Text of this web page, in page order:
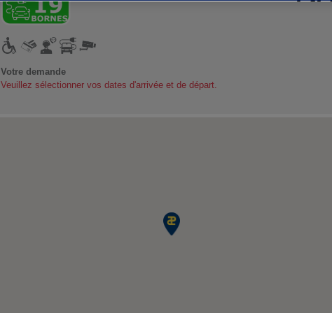
Votre demande
Veuillez sélectionner vos dates d'arrivée et de départ.